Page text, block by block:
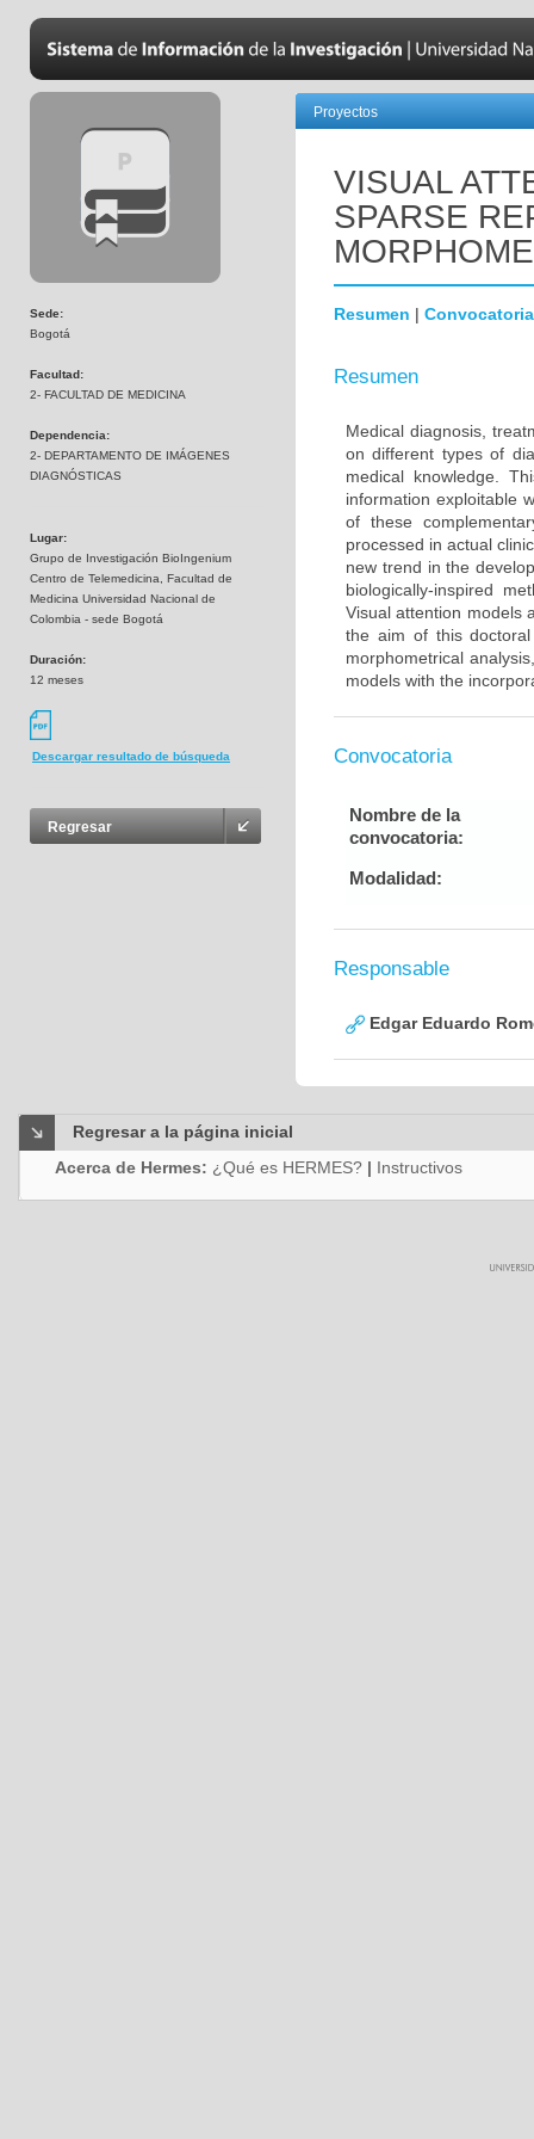
Sede:
Bogotá
Facultad:
2- FACULTAD DE MEDICINA
Dependencia:
2- DEPARTAMENTO DE IMÁGENES
DIAGNÓSTICAS
Lugar:
Grupo de Investigación BioIngenium
Centro de Telemedicina, Facultad de
Medicina Universidad Nacional de
Colombia - sede Bogotá
Duración:
12 meses
Descargar resultado de búsqueda
Regresar
Proyectos
VISUAL
SPARSE
Resumen | Convocatoria
Resumen
Medical diagnosis,
on different types of
medical knowledge.
information exploitable
of these
processed in actual
new trend in the
biologically-inspired
Visual attention models
the aim of this
morphometrical
models with the
Convocatoria
Nombre de la
convocatoria:
Modalidad:
Responsable
Edgar Eduardo
Regresar a la página inicial
Acerca de Hermes: ¿Qué es HERMES? | Instructivos